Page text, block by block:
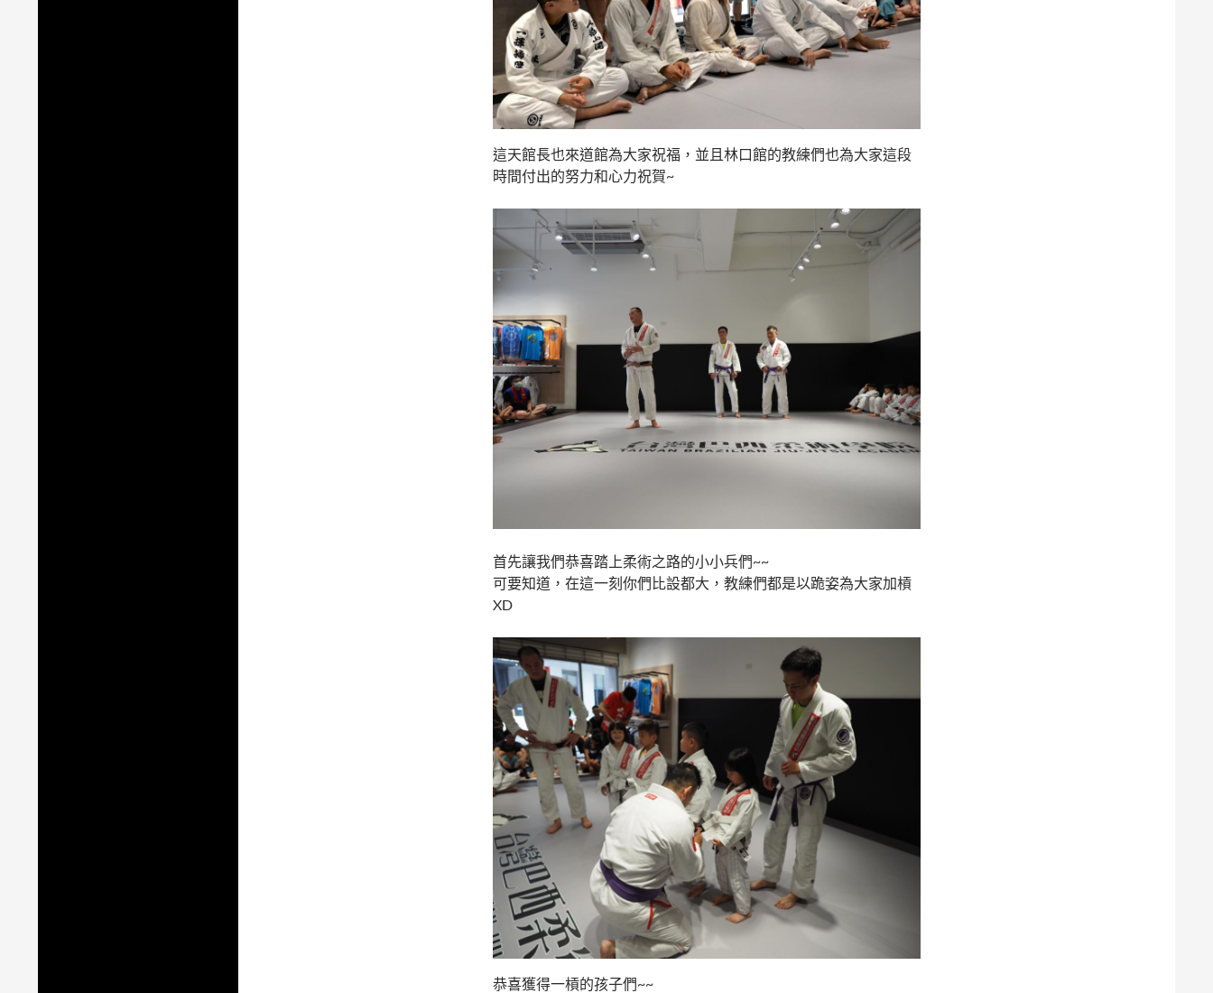
這天館長也來道館為大家祝福，並且林口館的教練們也為大家這段
時間付出的努力和心力祝賀~
首先讓我們恭喜踏上柔術之路的小小兵們~~
可要知道，在這一刻你們比設都大，教練們都是以跪姿為大家加槓
XD
恭喜獲得一槓的孩子們~~